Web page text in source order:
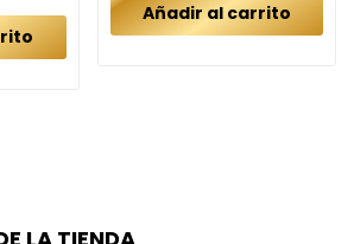
Añadir al carrito